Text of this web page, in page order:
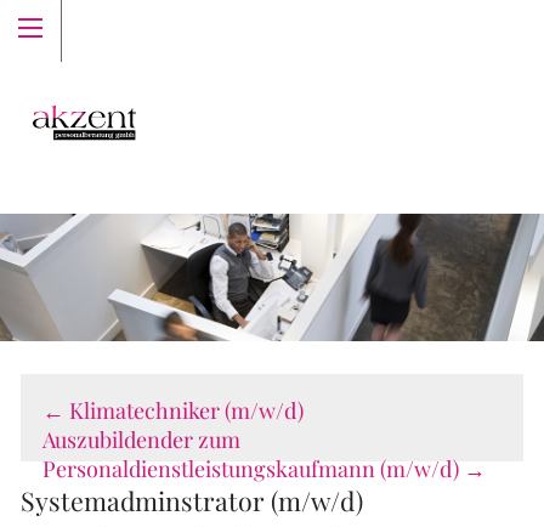
← Klimatechniker (m/w/d)
Auszubildender zum
Personaldienstleistungskaufmann (m/w/d) →
Systemadminstrator (m/w/d)